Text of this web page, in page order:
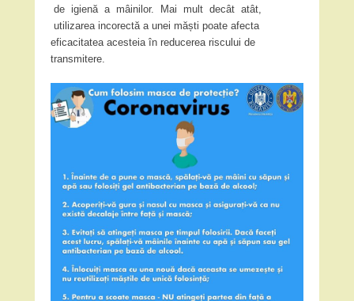
de igienă a mâinilor. Mai mult decât atât,
utilizarea incorectă a unei măști poate afecta
eficacitatea acesteia în reducerea riscului de
transmitere.